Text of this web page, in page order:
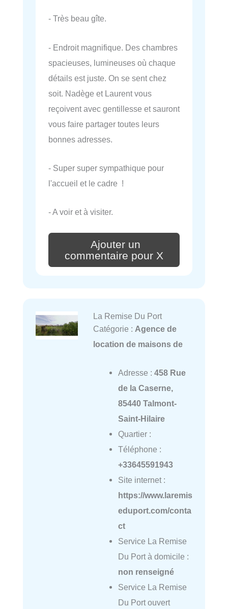
- Très beau gîte.
- Endroit magnifique. Des chambres
spacieuses, lumineuses où chaque
détails est juste. On se sent chez
soit. Nadège et Laurent vous
reçoivent avec gentillesse et sauront
vous faire partager toutes leurs
bonnes adresses.
- Super super sympathique pour
l'accueil et le cadre !
- A voir et à visiter.
Ajouter un
commentaire pour X
La Remise Du Port
Catégorie : Agence de
location de maisons de
Adresse : 458 Rue
de la Caserne,
85440 Talmont-
Saint-Hilaire
Quartier :
Téléphone :
+33645591943
Site internet :
https://www.laremis
eduport.com/conta
ct
Service La Remise
Du Port à domicile :
non renseigné
Service La Remise
Du Port ouvert